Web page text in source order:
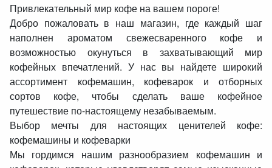
Привлекательный мир кофе на вашем пороге!
Добро пожаловать в наш магазин, где каждый шаг
наполнен ароматом свежесваренного кофе и
возможностью окунуться в захватывающий мир
кофейных впечатлений. У нас вы найдете широкий
ассортимент кофемашин, кофеварок и отборных
сортов кофе, чтобы сделать ваше кофейное
путешествие по-настоящему незабываемым.
Выбор мечты для настоящих ценителей кофе:
кофемашины и кофеварки
Мы гордимся нашим разнообразием кофемашин и